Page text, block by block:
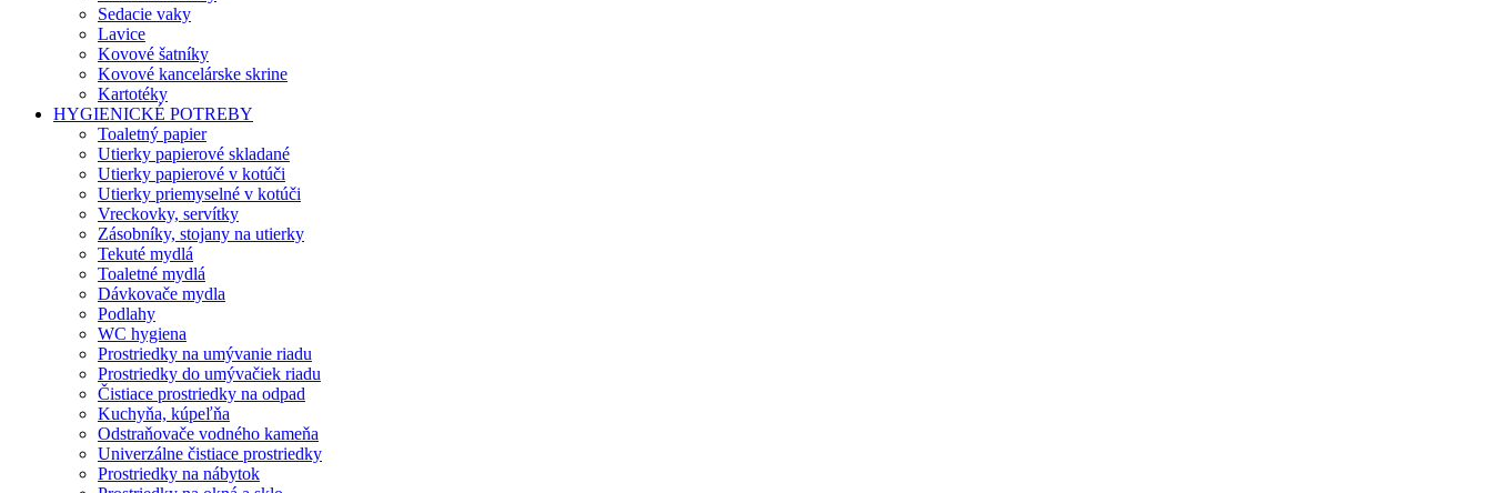
Sedacie vaky
Lavice
Kovové šatníky
Kovové kancelárske skrine
Kartotéky
HYGIENICKÉ POTREBY
Toaletný papier
Utierky papierové skladané
Utierky papierové v kotúči
Utierky priemyselné v kotúči
Vreckovky, servítky
Zásobníky, stojany na utierky
Tekuté mydlá
Toaletné mydlá
Dávkovače mydla
Podlahy
WC hygiena
Prostriedky na umývanie riadu
Prostriedky do umývačiek riadu
Čistiace prostriedky na odpad
Kuchyňa, kúpeľňa
Odstraňovače vodného kameňa
Univerzálne čistiace prostriedky
Prostriedky na nábytok